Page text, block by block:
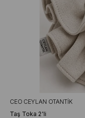
CEO CEYLAN OTANTIK
Taş Toka 2'li